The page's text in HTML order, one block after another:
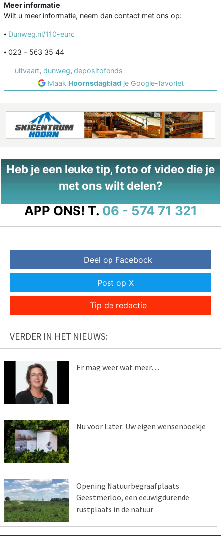
Meer informatie
Wilt u meer informatie, neem dan contact met ons op:
⦁ Dunweg.nl/110-euro
⦁ 023 – 563 35 44
uitvaart, dunweg, depositofonds
Maak Hoornsdagbladje Google-favoriet
Heb je een leuke tip, foto of video die je
met ons wilt delen?
APP ONS! T. 06 - 574 71 321
Deel op Facebook
Post op X
Tip de redactie
VERDER IN HET NIEUWS:
Er mag weer wat meer…
Nu voor Later: Uw eigen wensenboekje
Opening Natuurbegraafplaats
Geestmerloo, een eeuwigdurende
rustplaats in de natuur